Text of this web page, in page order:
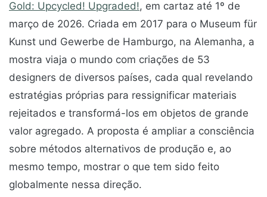
Gold: Upcycled! Upgraded!, em cartaz até 1º de
março de 2026. Criada em 2017 para o Museum für
Kunst und Gewerbe de Hamburgo, na Alemanha, a
mostra viaja o mundo com criações de 53
designers de diversos países, cada qual revelando
estratégias próprias para ressignificar materiais
rejeitados e transformá-los em objetos de grande
valor agregado. A proposta é ampliar a consciência
sobre métodos alternativos de produção e, ao
mesmo tempo, mostrar o que tem sido feito
globalmente nessa direção.